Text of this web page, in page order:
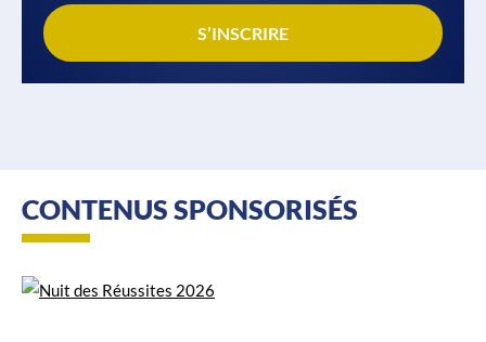
S’INSCRIRE
CONTENUS SPONSORISÉS